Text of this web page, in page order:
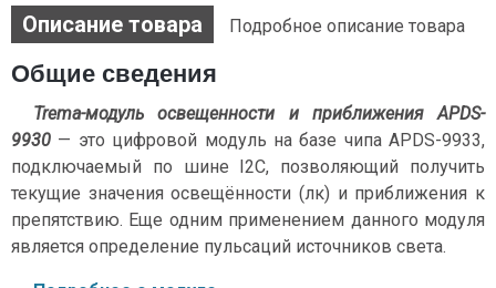
Описание товара Подробное описание товара
Общие сведения
Trema-модуль освещенности и приближения APDS-
9930 — это цифровой модуль на базе чипа APDS-9933,
подключаемый по шине I2C, позволяющий получить
текущие значения освещённости (лк) и приближения к
препятствию. Еще одним применением данного модуля
является определение пульсаций источников света.